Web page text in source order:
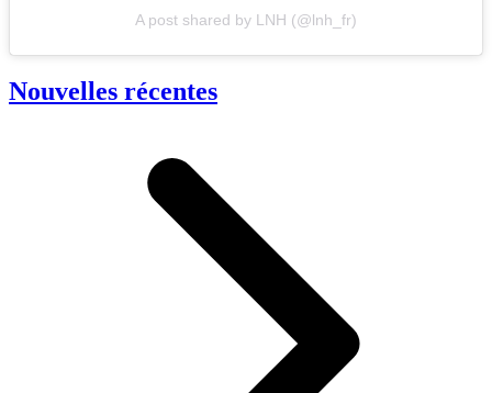
A post shared by LNH (@lnh_fr)
Nouvelles récentes